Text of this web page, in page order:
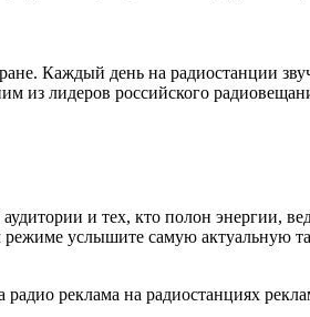
Каждый день на
из лидеров российского
аудитории и тех, кто полон
услышите самую актуальную